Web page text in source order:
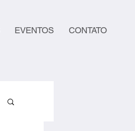
EVENTOS CONTATO